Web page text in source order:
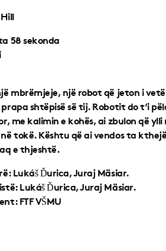
58 sekonda
mbrëmjeje, një robot që jeton i
shtëpisë së tij. Robotit do t’i
me kalimin e kohës, ai zbulon që
tokë. Kështu që ai vendos ta
e thjeshtë.
Lukáš Ďurica, Juraj Mäsiar.
Lukáš Ďurica, Juraj Mäsiar.
FTF VŠMU